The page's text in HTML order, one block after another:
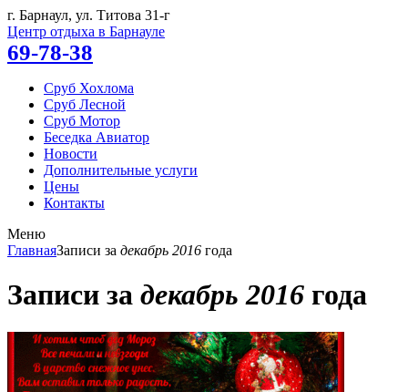
г. Барнаул, ул. Титова 31-г
Центр отдыха в Барнауле
69-78-38
Сруб Хохлома
Сруб Лесной
Сруб Мотор
Беседка Авиатор
Новости
Дополнительные услуги
Цены
Контакты
Меню
ГлавнаяЗаписи за декабрь 2016 года
Записи за декабрь 2016 года